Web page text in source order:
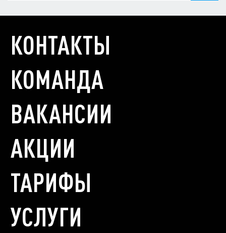
КОНТАКТЫ
КОМАНДА
ВАКАНСИИ
АКЦИИ
ТАРИФЫ
УСЛУГИ